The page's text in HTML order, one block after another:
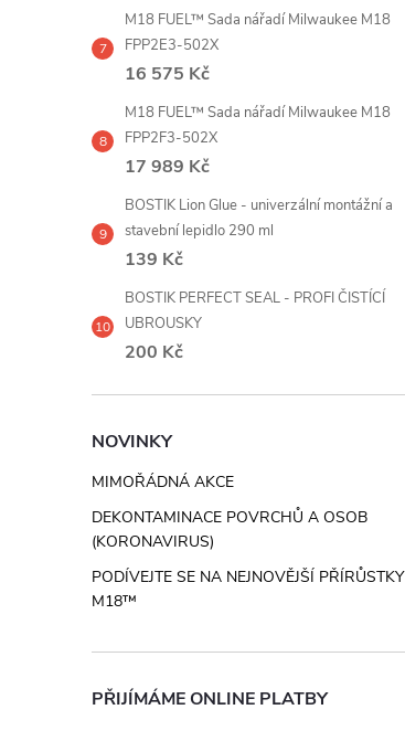
M18 FUEL™ Sada nářadí Milwaukee M18
FPP2E3-502X
16 575 Kč
M18 FUEL™ Sada nářadí Milwaukee M18
FPP2F3-502X
17 989 Kč
BOSTIK Lion Glue - univerzální montážní a
stavební lepidlo 290 ml
139 Kč
BOSTIK PERFECT SEAL - PROFI ČISTÍCÍ
UBROUSKY
200 Kč
NOVINKY
MIMOŘÁDNÁ AKCE
DEKONTAMINACE POVRCHŮ A OSOB
(KORONAVIRUS)
PODÍVEJTE SE NA NEJNOVĚJŠÍ PŘÍRŮSTKY
M18™
PŘIJÍMÁME ONLINE PLATBY